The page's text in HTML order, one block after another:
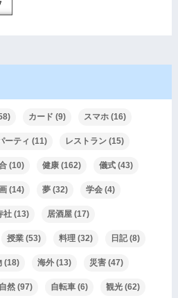
カード (9) スマホ(16)
ーティ (11) レストラン(15)
(10) 健康(162) 儀式(43)
(14) 夢(32) 学会(4)
社(13) 居酒屋(17)
授業(53) 料理(32) 日記(8)
(18) 海外(13) 災害(47)
自然(97) 自転車(6) 観光(62)